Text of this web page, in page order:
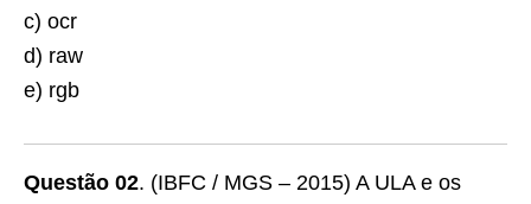
c) ocr
d) raw
e) rgb
Questão 02. (IBFC / MGS – 2015) A ULA e os